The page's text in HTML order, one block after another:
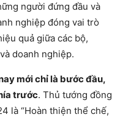
người đứng đầu và
nghiệp đóng vai trò
quả giữa các bộ,
doanh nghiệp.
mới chỉ là bước đầu,
trước. Thủ tướng đồng
là “Hoàn thiện thể chế,